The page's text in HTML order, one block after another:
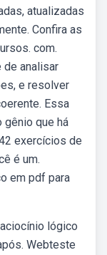
atualizadas
Confira as
com.
de analisar
e resolver
Essa
que há
exercícios de
é um.
em pdf para
lógico
Webteste